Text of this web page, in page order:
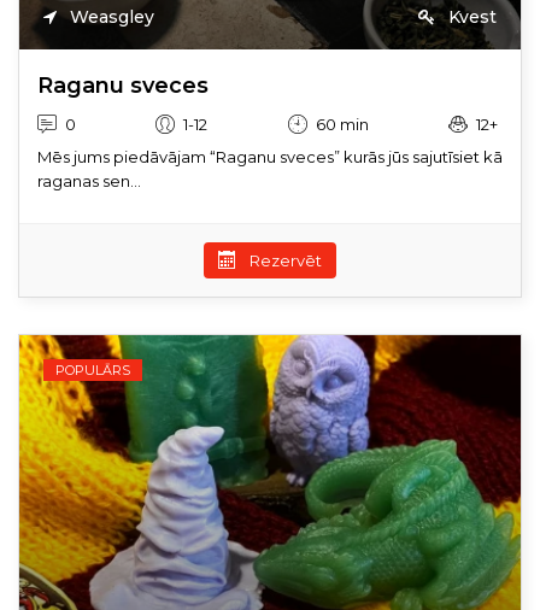
Weasgley Kvest
Raganu sveces
0 1-12 60 min
12+
Mēs jums piedāvājam “Raganu sveces” kurās jūs sajutīsiet kā
raganas sen...
Rezervēt
POPULĀRS